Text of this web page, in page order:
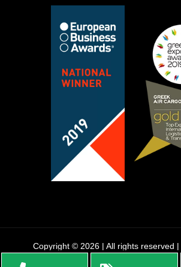
Copyright © 2026 | All rights reserved